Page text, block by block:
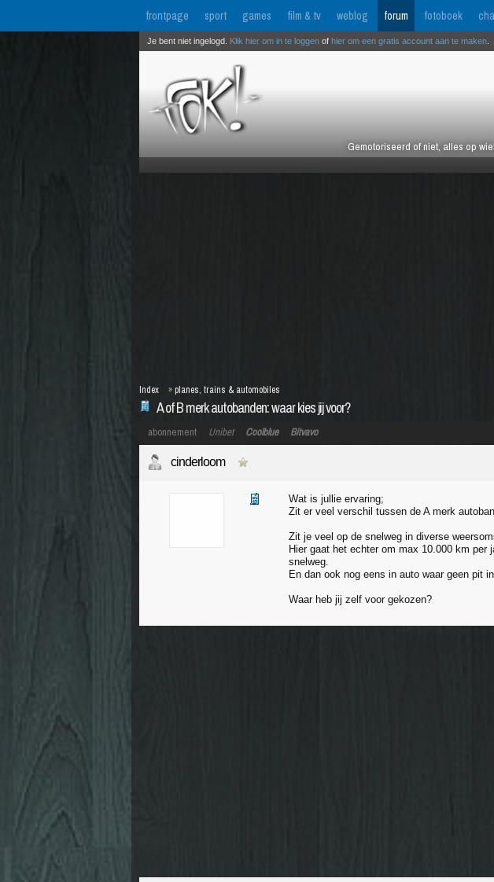
frontpage sport games film & tv weblog forum fotoboek
Gemotoriseerd of niet, alles op
Je bent niet ingelogd. Klik hier om in te loggen of hier om een gratis account aan te maken
A of B merk autobanden: waar kies jij voor?
Index » planes, trains & automobiles
abonnement Unibet Coolblue Bitvavo
cinderloom
Wat is jullie ervaring;
Zit er veel verschil tussen de A merk
Zit je veel op de snelweg in diverse
Hier gaat het echter om max 10.000 km per
snelweg.
En dan ook nog eens in auto waar geen pit
Waar heb jij zelf voor gekozen?